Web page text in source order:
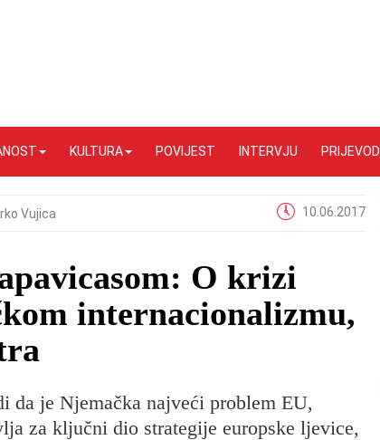
KULTURA POVIJEST INTERVJU PRIJEVODI
Vujica 10.06.2017
O krizi
internacionalizmu,
da je Njemačka najveći problem EU,
za ključni dio strategije europske ljevice,